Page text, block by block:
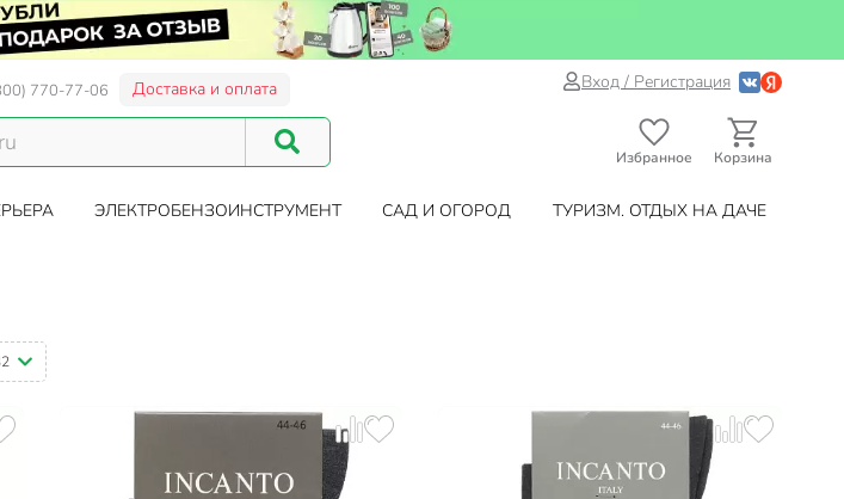
770-77-06 Доставка и оплата Вход / Регистрация
Избранное Корзина
ЭЛЕКТРОБЕНЗОИНСТРУМЕНТ САД И ОГОРОД ТУРИЗМ. ОТДЫХ НА ДАЧЕ